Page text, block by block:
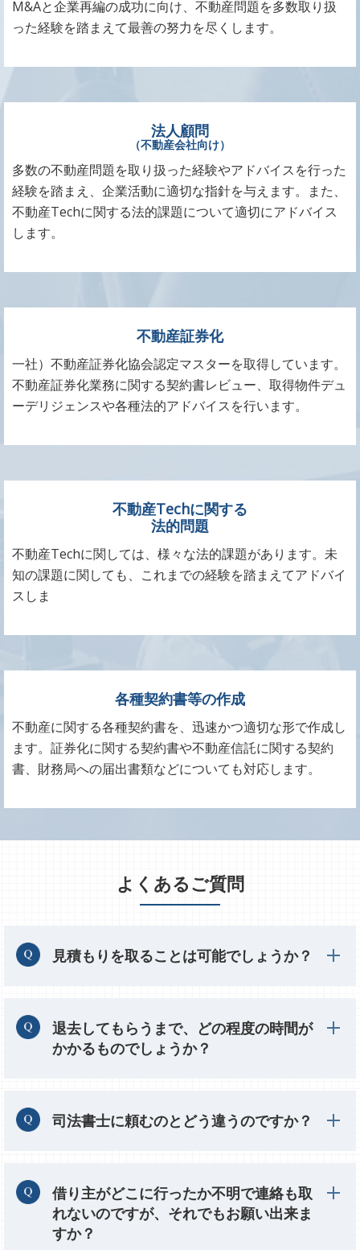
M&Aと企業再編の成功に向け、不動産問題を多数取り扱
った経験を踏まえて最善の努力を尽くします。
法人顧問
（不動産会社向け）
多数の不動産問題を取り扱った経験やアドバイスを行った
経験を踏まえ、企業活動に適切な指針を与えます。また、
不動産Techに関する法的課題について適切にアドバイス
します。
不動産証券化
一社）不動産証券化協会認定マスターを取得しています。
不動産証券化業務に関する契約書レビュー、取得物件デュ
ーデリジェンスや各種法的アドバイスを行います。
不動産Techに関する
法的問題
不動産Techに関しては、様々な法的課題があります。未
知の課題に関しても、これまでの経験を踏まえてアドバイ
スしま
各種契約書等の作成
不動産に関する各種契約書を、迅速かつ適切な形で作成し
ます。証券化に関する契約書や不動産信託に関する契約
書、財務局への届出書類などについても対応します。
よくあるご質問
見積もりを取ることは可能でしょうか？
退去してもらうまで、どの程度の時間が
かかるものでしょうか？
司法書士に頼むのとどう違うのですか？
借り主がどこに行ったか不明で連絡も取
れないのですが、それでもお願い出来ま
すか？